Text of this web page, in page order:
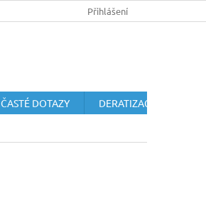
OCHRANA OSOBNÍCH ÚDAJŮ
Přihlášení
ČASTÉ DOTAZY
DERATIZACE